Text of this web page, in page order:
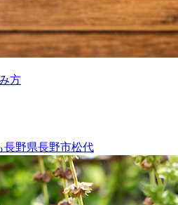
方
長野県長野市松代